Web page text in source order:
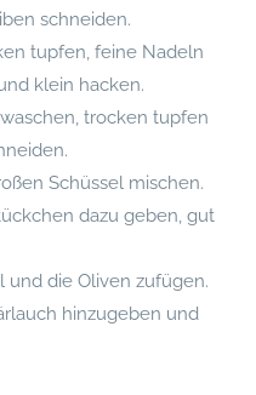
schneiden.
tupfen, feine Nadeln
klein hacken.
trocken tupfen
Schüssel mischen.
dazu geben, gut
und die Oliven zufügen.
hinzugeben und